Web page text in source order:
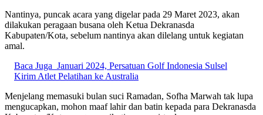
Nantinya, puncak acara yang digelar pada 29 Maret 2023, akan
dilakukan peragaan busana oleh Ketua Dekranasda
Kabupaten/Kota, sebelum nantinya akan dilelang untuk kegiatan
amal.
Baca Juga Januari 2024, Persatuan Golf Indonesia Sulsel
Kirim Atlet Pelatihan ke Australia
Menjelang memasuki bulan suci Ramadan, Sofha Marwah tak lupa
mengucapkan, mohon maaf lahir dan batin kepada para Dekranasda